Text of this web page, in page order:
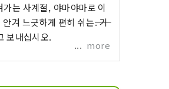
겨 느긋하게 편히 쉬는――. 기
보내십시오.
more